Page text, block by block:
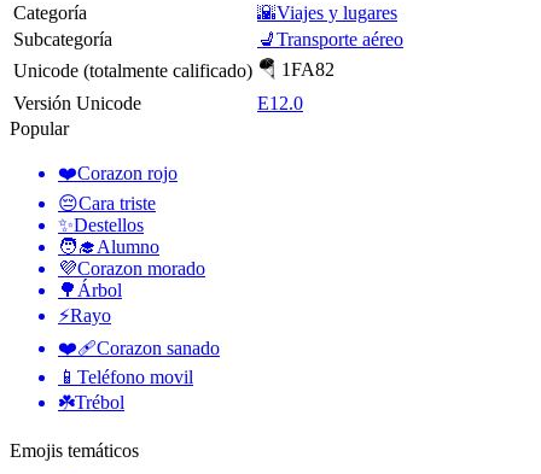
Categoría
🌇Viajes y lugares
Subcategoría
💺Transporte aéreo
Unicode (totalmente calificado) 🪂 1FA82
Versión Unicode
E12.0
Popular
❤️Corazon rojo
😔Cara triste
✨Destellos
🧑‍🎓Alumno
💜Corazon morado
🌳 Árbol
⚡Rayo
❤️‍🩹Corazon sanado
📱 Teléfono movil
☘️Trébol
Emojis temáticos